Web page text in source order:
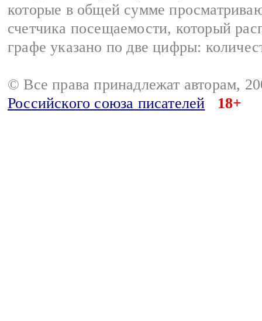
которые в общей сумме
счетчика посещаемости, который
графе указано по две цифры:
© Все права принадлежат авторам,
Российского союза писателей
18+